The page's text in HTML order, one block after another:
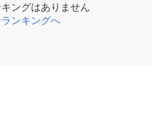
ングはありません
ンキングへ